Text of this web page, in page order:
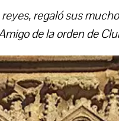
regaló sus
de la orden de